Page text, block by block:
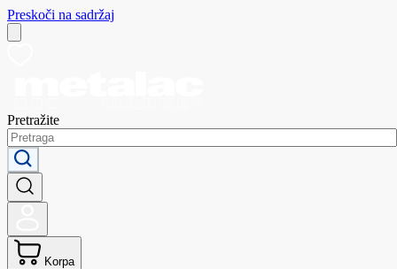
Preskoči na sadržaj
Pretražite
Korpa